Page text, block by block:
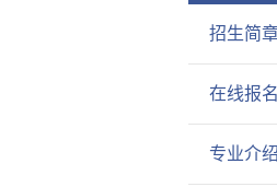
招生简
在线报名
专业介绍